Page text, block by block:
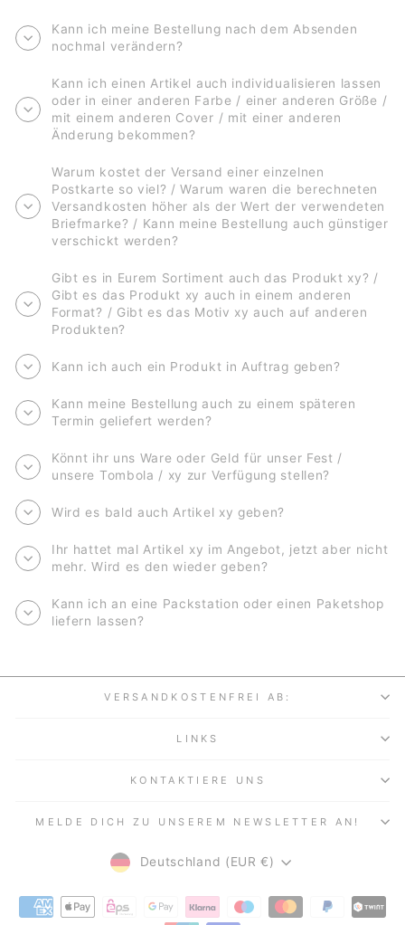
Kann ich meine Bestellung nach dem Absenden
nochmal verändern?
Kann ich einen Artikel auch individualisieren lassen
oder in einer anderen Farbe / einer anderen Größe /
mit einem anderen Cover / mit einer anderen
Änderung bekommen?
Warum kostet der Versand einer einzelnen
Postkarte so viel? / Warum waren die berechneten
Versandkosten höher als der Wert der verwendeten
Briefmarke? / Kann meine Bestellung auch günstiger
verschickt werden?
Gibt es in Eurem Sortiment auch das Produkt xy? /
Gibt es das Produkt xy auch in einem anderen
Format? / Gibt es das Motiv xy auch auf anderen
Produkten?
Kann ich auch ein Produkt in Auftrag geben?
Kann meine Bestellung auch zu einem späteren
Termin geliefert werden?
Könnt ihr uns Ware oder Geld für unser Fest /
unsere Tombola / xy zur Verfügung stellen?
Wird es bald auch Artikel xy geben?
Ihr hattet mal Artikel xy im Angebot, jetzt aber nicht
mehr. Wird es den wieder geben?
Kann ich an eine Packstation oder einen Paketshop
liefern lassen?
VERSANDKOSTENFREI AB:
LINKS
KONTAKTIERE UNS
MELDE DICH ZU UNSEREM NEWSLETTER AN!
WÄHRUNG
Deutschland (EUR €)